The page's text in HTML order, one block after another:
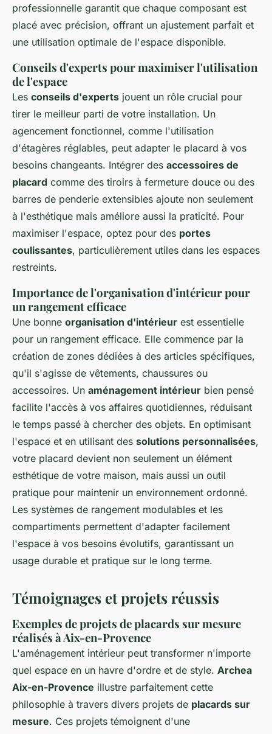
professionnelle garantit que chaque composant est
placé avec précision, offrant un ajustement parfait et
une utilisation optimale de l'espace disponible.
Conseils d'experts pour maximiser l'utilisation
de l'espace
Les conseils d'experts jouent un rôle crucial pour
tirer le meilleur parti de votre installation. Un
agencement fonctionnel, comme l'utilisation
d'étagères réglables, peut adapter le placard à vos
besoins changeants. Intégrer des accessoires de
placard comme des tiroirs à fermeture douce ou des
barres de penderie extensibles ajoute non seulement
à l'esthétique mais améliore aussi la praticité. Pour
maximiser l'espace, optez pour des portes
coulissantes, particulièrement utiles dans les espaces
restreints.
Importance de l'organisation d'intérieur pour
un rangement efficace
Une bonne organisation d'intérieur est essentielle
pour un rangement efficace. Elle commence par la
création de zones dédiées à des articles spécifiques,
qu'il s'agisse de vêtements, chaussures ou
accessoires. Un aménagement intérieur bien pensé
facilite l'accès à vos affaires quotidiennes, réduisant
le temps passé à chercher des objets. En optimisant
l'espace et en utilisant des solutions personnalisées,
votre placard devient non seulement un élément
esthétique de votre maison, mais aussi un outil
pratique pour maintenir un environnement ordonné.
Les systèmes de rangement modulables et les
compartiments permettent d'adapter facilement
l'espace à vos besoins évolutifs, garantissant un
usage durable et pratique sur le long terme.
Témoignages et projets réussis
Exemples de projets de placards sur mesure
réalisés à Aix-en-Provence
L'aménagement intérieur peut transformer n'importe
quel espace en un havre d'ordre et de style. Archea
Aix-en-Provence illustre parfaitement cette
philosophie à travers divers projets de placards sur
mesure. Ces projets témoignent d'une